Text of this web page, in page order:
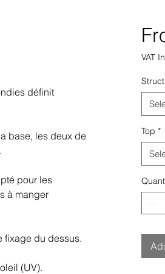
définit
base, les deux de
pour les
à manger
fixage du dessus.
(UV).
VAT
Top *